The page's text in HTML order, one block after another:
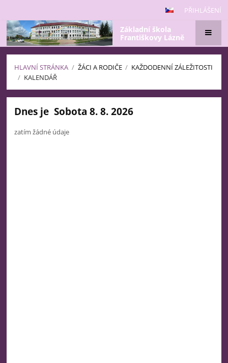
PŘIHLÁŠENÍ
Základní škola
Františkovy Lázně
HLAVNÍ STRÁNKA / ŽÁCI A RODIČE / KAŽDODENNÍ ZÁLEŽITOSTI
/ KALENDÁŘ
Dnes je Sobota 8. 8. 2026
zatím žádné údaje